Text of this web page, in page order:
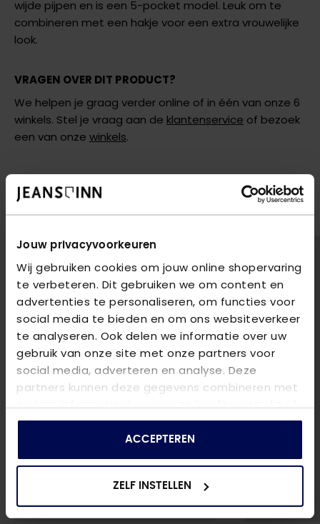
Jouw privacyvoorkeuren
Wij gebruiken cookies om jouw online shopervaring
te verbeteren. Dit gebruiken we om content en
advertenties te personaliseren, om functies voor
social media te bieden en om ons websiteverkeer
te analyseren. Ook delen we informatie over uw
gebruik van onze site met onze partners voor
social media, adverteren en analyse. Deze
partners kunnen deze gegevens combineren met
andere informatie die u aan ze heeft verstrekt of
die ze hebben verzameld op basis van uw gebruik
ACCEPTEREN
ZELF INSTELLEN
wijde pijpen en is een 5-pocket model. Leuk om te
combineren met een hakje voor een extra vrouwelijke
look.
VRAGEN OVER DIT PRODUCT?
We helpen je graag verder online of in één van onze 6
winkels. Stel je vraag aan de klantenservice of bezoek
een van onze winkels.
AANBEVOLEN VOOR JOU
2voor €85